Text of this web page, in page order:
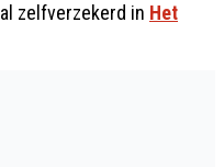
zelfverzekerd in Het